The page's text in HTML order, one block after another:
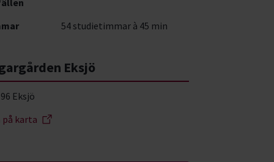
54 studietimmar à 45 min
Eksjö
Eksjö
på karta